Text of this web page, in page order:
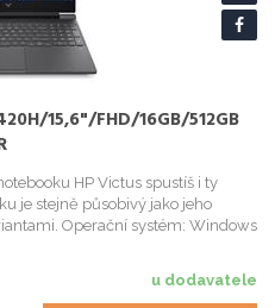
15,6"/FHD/16GB/512GB
HP Victus spustíš i ty
je stejně působivý jako jeho
Operační systém: Windows
u dodavatele